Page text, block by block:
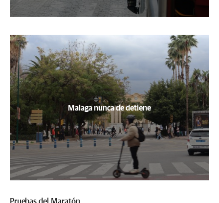
Malaga nunca de detiene